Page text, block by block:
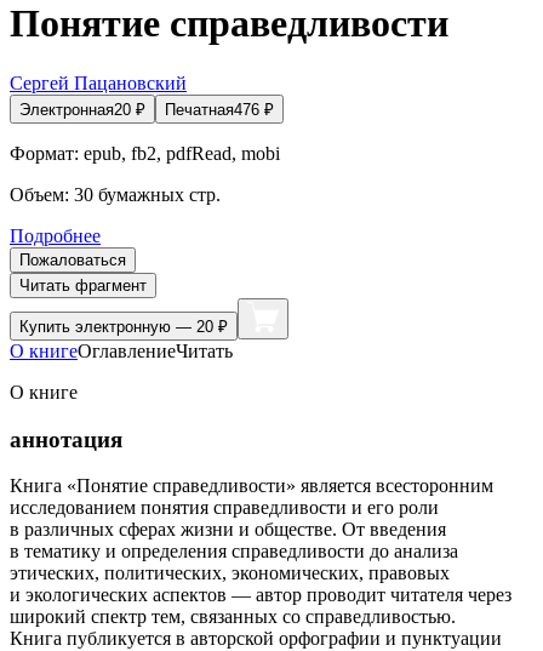
Понятие справедливости
Сергей Пацановский
Электронная20 ₽ Печатная476 ₽
Формат: epub, fb2, pdfRead, mobi
Объем: 30 бумажных стр.
Подробнее
Пожаловаться
Читать фрагмент
Купить электронную — 20 ₽
О книгеОглавлениеЧитать
О книге
аннотация
Книга «Понятие справедливости» является всесторонним
исследованием понятия справедливости и его роли
в различных сферах жизни и обществе. От введения
в тематику и определения справедливости до анализа
этических, политических, экономических, правовых
и экологических аспектов — автор проводит читателя через
широкий спектр тем, связанных со справедливостью.
Книга публикуется в авторской орфографии и пунктуации